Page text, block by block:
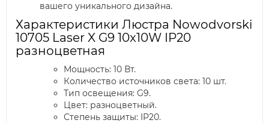
вашего уникального дизайна.
Характеристики Люстра Nowodvorski
10705 Laser X G9 10x10W IP20
разноцветная
Мощность: 10 Вт.
Количество источников света: 10 шт.
Тип освещения: G9.
Цвет: разноцветный.
Степень защиты: IP20.